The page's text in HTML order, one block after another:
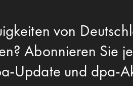
von
Abonnieren Sie
Update und dpa-